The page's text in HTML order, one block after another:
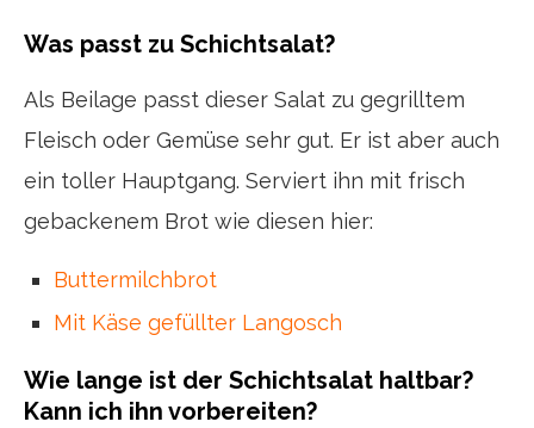
Was passt zu Schichtsalat?
Als Beilage passt dieser Salat zu gegrilltem
Fleisch oder Gemüse sehr gut. Er ist aber auch
ein toller Hauptgang. Serviert ihn mit frisch
gebackenem Brot wie diesen hier:
Buttermilchbrot
Mit Käse gefüllter Langosch
Wie lange ist der Schichtsalat haltbar?
Kann ich ihn vorbereiten?